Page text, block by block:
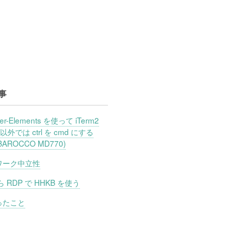
Elements を使って iTerm2
外では ctrl を cmd にする
MD770)
ーク中立性
RDP で HHKB を使う
こと